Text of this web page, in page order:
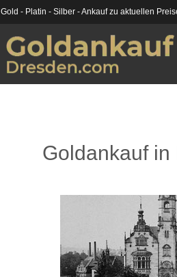
Gold - Platin - Silber - Ankauf zu aktuellen
Goldankauf in